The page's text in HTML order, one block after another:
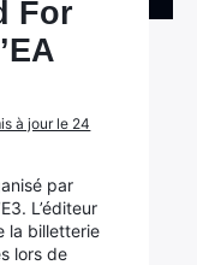
For
à jour le 24
par
L’éditeur
la billetterie
lors de